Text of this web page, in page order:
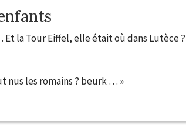
la Tour Eiffel, elle était où dans Lutèce ?
nus les romains ? beurk … »